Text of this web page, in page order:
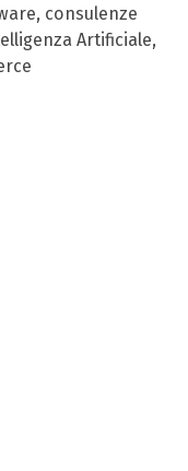
consulenze
Artificiale,